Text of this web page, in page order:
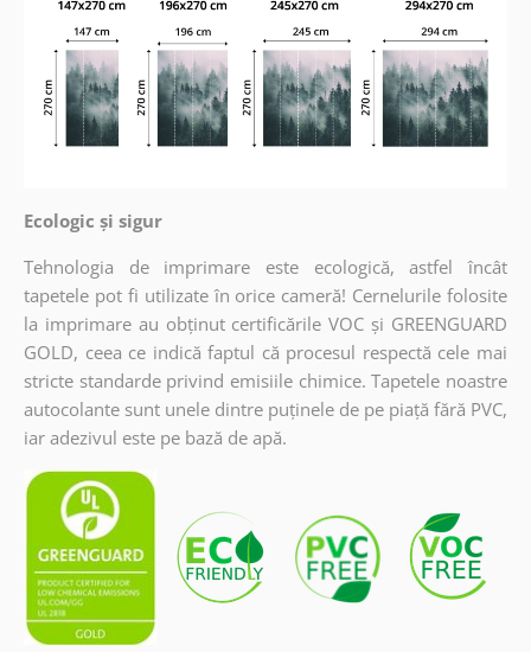
Ecologic și sigur
Tehnologia de imprimare este ecologică, astfel încât
tapetele pot fi utilizate în orice cameră! Cernelurile folosite
la imprimare au obținut certificările VOC și GREENGUARD
GOLD, ceea ce indică faptul că procesul respectă cele mai
stricte standarde privind emisiile chimice. Tapetele noastre
autocolante sunt unele dintre puținele de pe piață fără PVC,
iar adezivul este pe bază de apă.